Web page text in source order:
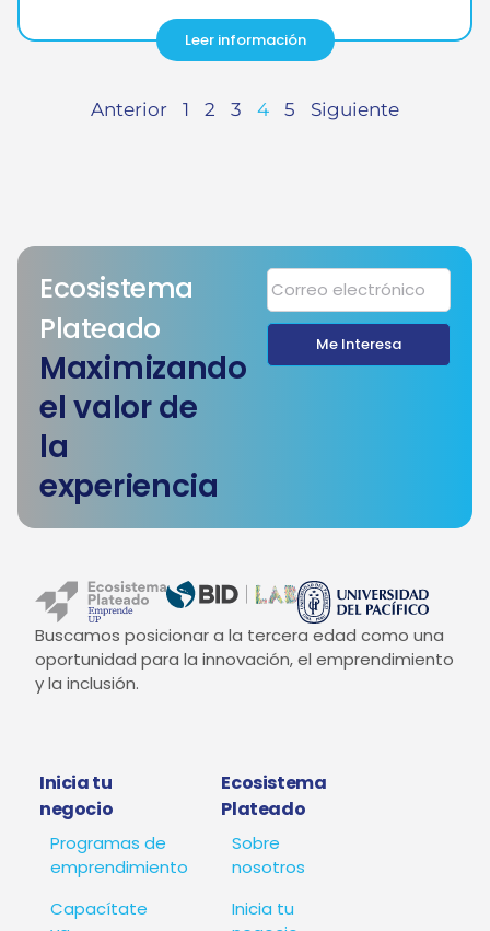
Leer información
Anterior 1 2 3 4 5 Siguiente
Ecosistema
Plateado
Maximizando
el valor de
la
experiencia
Me Interesa
Buscamos posicionar a la tercera edad como una
oportunidad para la innovación, el emprendimiento
y la inclusión.
Inicia tu
negocio
Programas de
emprendimiento
Capacítate
Ecosistema
Plateado
Sobre
nosotros
Inicia tu